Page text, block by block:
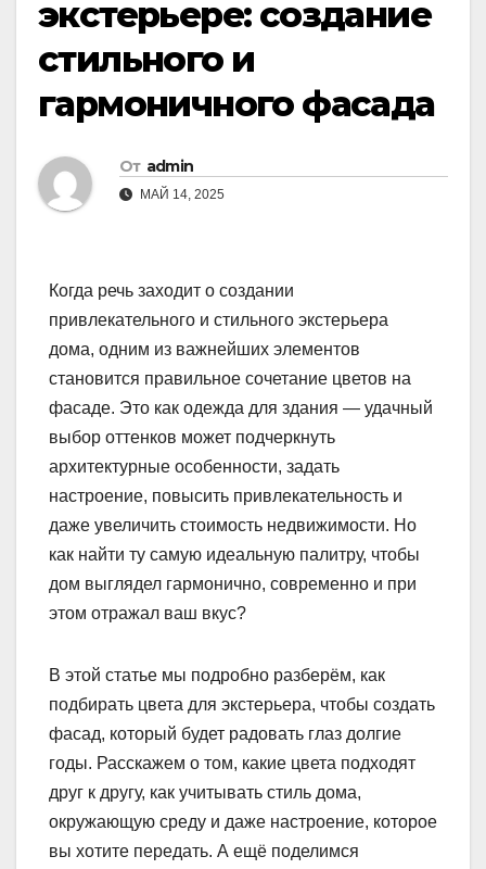
экстерьере: создание
стильного и
гармоничного фасада
От admin
МАЙ 14, 2025
Когда речь заходит о создании
привлекательного и стильного экстерьера
дома, одним из важнейших элементов
становится правильное сочетание цветов на
фасаде. Это как одежда для здания — удачный
выбор оттенков может подчеркнуть
архитектурные особенности, задать
настроение, повысить привлекательность и
даже увеличить стоимость недвижимости. Но
как найти ту самую идеальную палитру, чтобы
дом выглядел гармонично, современно и при
этом отражал ваш вкус?
В этой статье мы подробно разберём, как
подбирать цвета для экстерьера, чтобы создать
фасад, который будет радовать глаз долгие
годы. Расскажем о том, какие цвета подходят
друг к другу, как учитывать стиль дома,
окружающую среду и даже настроение, которое
вы хотите передать. А ещё поделимся